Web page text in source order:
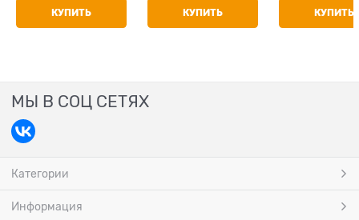
КУПИТЬ КУПИТЬ КУПИТЬ
МЫ В СОЦ СЕТЯХ
Категории
Информация